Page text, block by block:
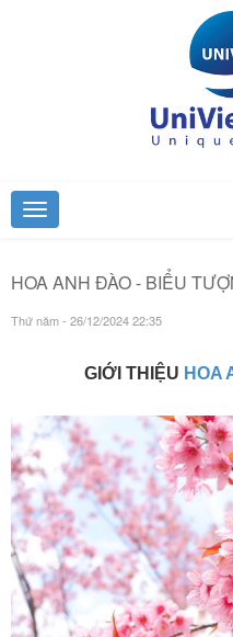
HOA ANH ĐÀO - BIỂU
Thứ năm - 26/12/2024 22:35
GIỚI THIỆU HOA